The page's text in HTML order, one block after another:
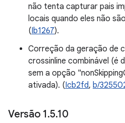
não tenta capturar pais
locais quando eles não
(Ib1267).
Correção da geração de
crossinline combinável (é
sem a opção
ativada). (Icb2fd, b/
Versão 1.5.10